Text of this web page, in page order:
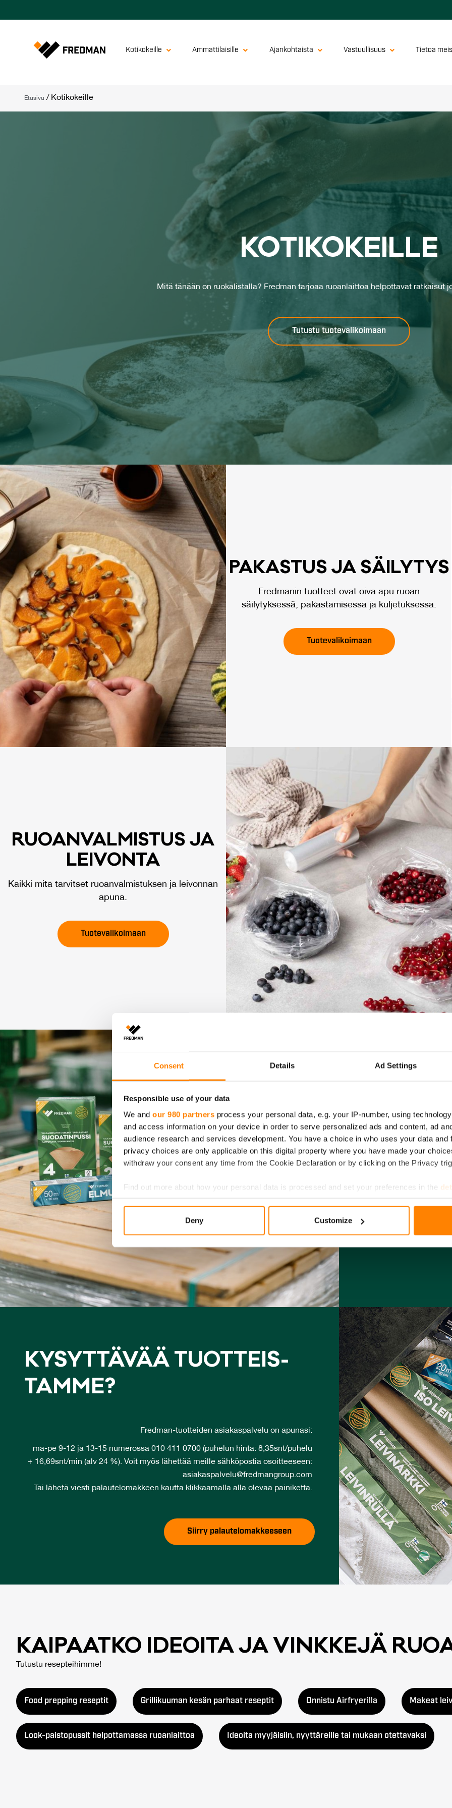
Consent Details Ad Settings
Responsible use of your data
We and our 980 partners process your personal data, e.g. your IP-number, using
and access information on your device in order to serve personalized ads and content, ad
audience research and services development. You have a choice in who uses your data and
privacy choices are only applicable on this digital property where you have made your
withdraw your consent any time from the Cookie Declaration or by clicking on the Privacy
Find out more about how your personal data is processed and set your preferences in the
information about your use of our site with our social media, advertising and analytics
other information that you’ve provided to them or that they’ve collected from your use of
Deny Customize
Kotikokeille Ammattilaisille Ajankohtaista Vastuullisuus Tietoa
Etusivu / Kotikokeille
KO­TI­KO­KEIL­LE
Mitä tänään on ruokalistalla? Fredman tarjoaa ruoanlaittoa helpottavat ratkaisut
Tutustu tuotevalikoimaan
RUOAN­VAL­MIS­TUS JA
LEI­VON­TA
Kaikki mitä tarvitset ruoanvalmistuksen ja leivonnan
apuna.
Tuotevalikoimaan
PA­KAS­TUS JA SÄI­LY­TYS
Fredmanin tuotteet ovat oiva apu ruoan
säilytyksessä, pakastamisessa ja kuljetuksessa.
Tuotevalikoimaan
ruuanlaittoon ja
KY­SYT­TÄ­VÄÄ TUOT­TEIS­
TAM­ME?
Fredman-tuotteiden asiakaspalvelu on apunasi:
ma-pe 9-12 ja 13-15 numerossa 010 411 0700 (puhelun hinta: 8,35snt/puhelu
+ 16,69snt/min (alv 24 %). Voit myös lähettää meille sähköpostia osoitteeseen:
asiakaspalvelu@fredmangroup.com
Tai lähetä viesti palautelomakkeen kautta klikkaamalla alla olevaa painiketta.
Siirry palautelomakkeeseen
KAI­PAAT­KO IDEOI­TA JA VINK­KE­JÄ
Tutustu resepteihimme!
Food prepping reseptit Grillikuuman kesän parhaat reseptit Onnistu Airfryerilla Makeat
Look-paistopussit helpottamassa ruoanlaittoa Ideoita myyjäisiin, nyyttäreille tai mukaan otettavaksi